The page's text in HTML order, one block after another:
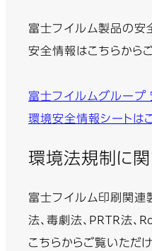
富士フイルム製品の安
安全情報はこちらから
富士フイルムグループ
環境安全情報シートは
環境法規制に
富士フイルム印刷関連
法、毒劇法、PRTR法、
こちらからご覧いただけ